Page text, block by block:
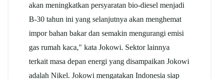
akan meningkatkan persyaratan bio-diesel menjadi
B-30 tahun ini yang selanjutnya akan menghemat
impor bahan bakar dan semakin mengurangi emisi
gas rumah kaca," kata Jokowi. Sektor lainnya
terkait masa depan energi yang disampaikan Jokowi
adalah Nikel. Jokowi mengatakan Indonesia siap